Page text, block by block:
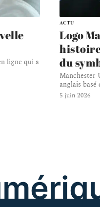
ligne qui a
ACTU
Logo
du
Manchester
anglais basé
5 juin 2026